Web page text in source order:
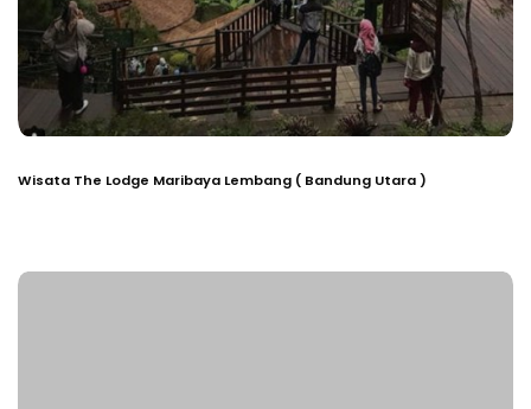
Wisata The Lodge Maribaya Lembang ( Bandung Utara )